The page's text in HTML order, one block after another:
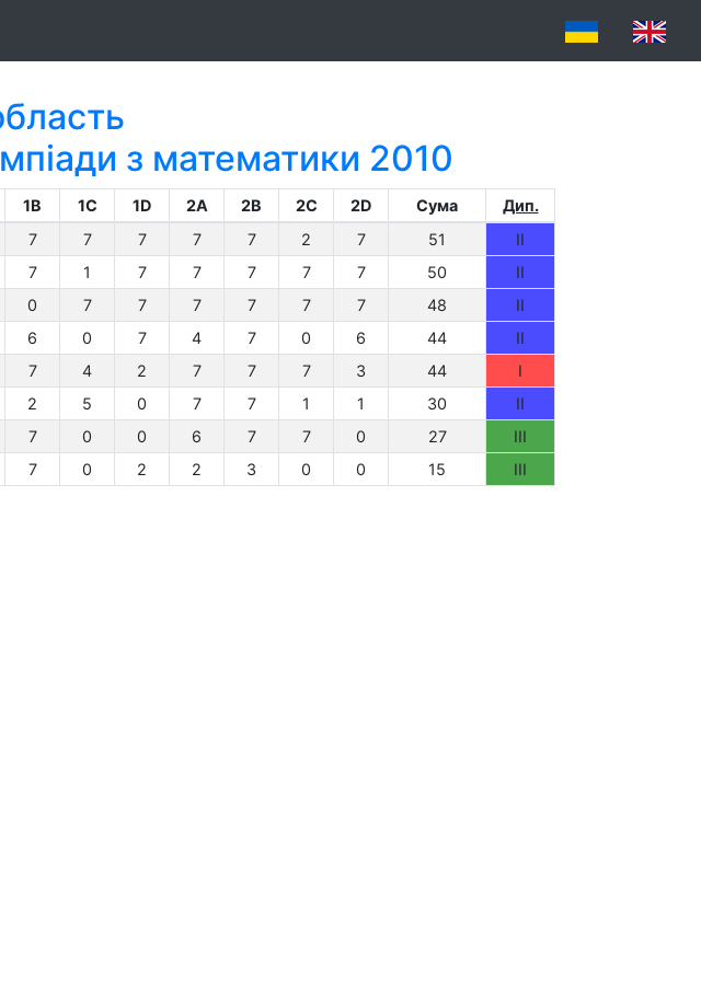
з математики 2010
1B 1C 1D 2A 2B 2C 2D Сума
Дип.
7 7 7 7 7 2 7 51
II
7 1 7 7 7 7 7 50
II
0 7 7 7 7 7 7 48
II
6 0 7 4 7 0 6 44
II
7 4 2 7 7 7 3 44
I
2 5 0 7 7 1 1 30
II
7 0 0 6 7 7 0 27
III
7 0 2 2 3 0 0 15 III